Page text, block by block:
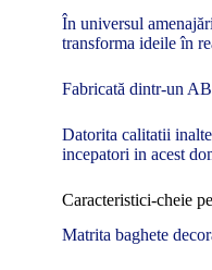
În universul
transforma ideile în
Fabricată dintr-un
Datorita calitatii
incepatori in acest
Caracteristici-cheie
Matrita baghete